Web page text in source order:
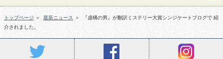
トップページ ＞ 最新ニュース ＞
『虚構の男』が翻訳ミステリー大賞シンジケートブログで 紹
介されました。